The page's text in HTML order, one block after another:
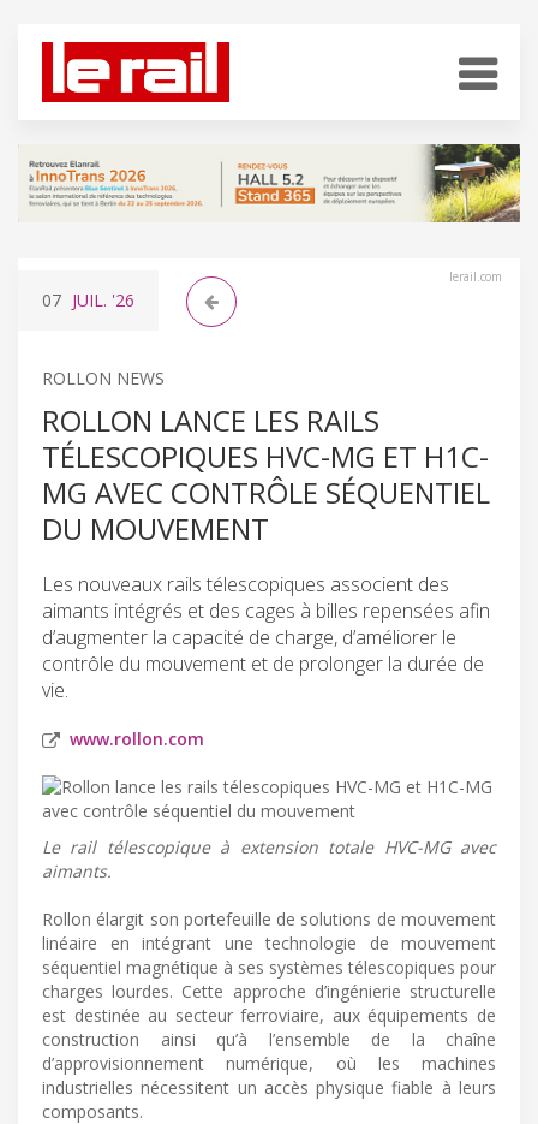
lerail.com
07 JUIL. '26
ROLLON NEWS
ROLLON LANCE LES RAILS
TÉLESCOPIQUES HVC-MG ET H1C-
MG AVEC CONTRÔLE SÉQUENTIEL
DU MOUVEMENT
Les nouveaux rails télescopiques associent des
aimants intégrés et des cages à billes repensées afin
d’augmenter la capacité de charge, d’améliorer le
contrôle du mouvement et de prolonger la durée de
vie.
www.rollon.com
Le rail télescopique à extension totale HVC-MG avec
aimants.
Rollon élargit son portefeuille de solutions de mouvement
linéaire en intégrant une technologie de mouvement
séquentiel magnétique à ses systèmes télescopiques pour
charges lourdes. Cette approche d’ingénierie structurelle
est destinée au secteur ferroviaire, aux équipements de
construction ainsi qu’à l’ensemble de la chaîne
d’approvisionnement numérique, où les machines
industrielles nécessitent un accès physique fiable à leurs
composants.